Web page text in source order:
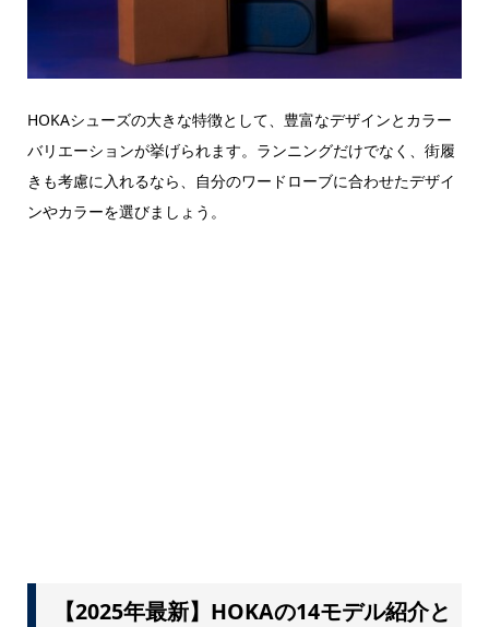
HOKAシューズの大きな特徴として、豊富なデザインとカラー
バリエーションが挙げられます。ランニングだけでなく、街履
きも考慮に入れるなら、自分のワードローブに合わせたデザイ
ンやカラーを選びましょう。
【2025年最新】HOKAの14モデル紹介と